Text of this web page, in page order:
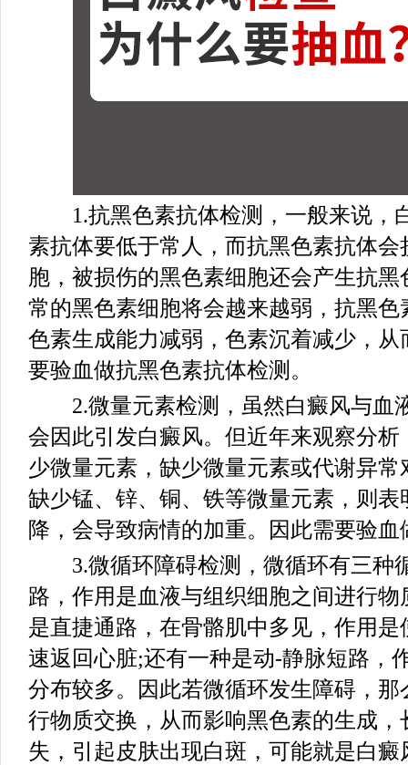
1.抗黑色素抗体检测，一般来说，
素抗体要低于常人，而抗黑色素抗体
胞，被损伤的黑色素细胞还会产生抗
常的黑色素细胞将会越来越弱，抗黑
色素生成能力减弱，色素沉着减少，
要验血做抗黑色素抗体检测。
2.微量元素检测，虽然白癜风与血
会因此引发白癜风。但近年来观察分
少微量元素，缺少微量元素或代谢异
缺少锰、锌、铜、铁等微量元素，则
降，会导致病情的加重。因此需要验
3.微循环障碍检测，微循环有三种
路，作用是血液与组织细胞之间进行
是直捷通路，在骨骼肌中多见，作用
速返回心脏;还有一种是动-静脉短路，
分布较多。因此若微循环发生障碍，
行物质交换，从而影响黑色素的生成
失，引起皮肤出现白斑，可能就是白